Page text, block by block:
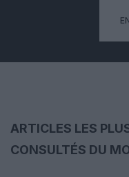
ARTICLES LES
CONSULTÉS DU